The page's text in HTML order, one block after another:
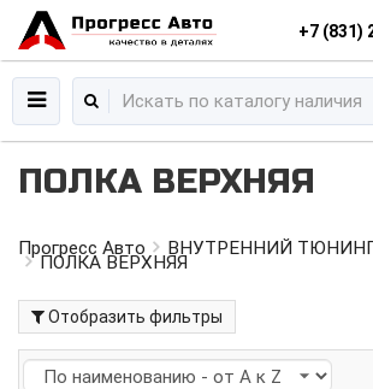
+7 (831)
ПОЛКА ВЕРХНЯЯ
Прогресс Авто ВНУТРЕННИЙ
ПОЛКА ВЕРХНЯЯ
Отобразить фильтры